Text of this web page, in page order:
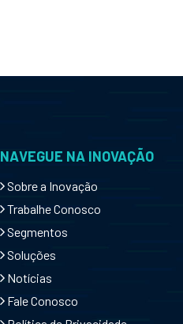
NAVEGUE NA INOVAÇÃO
Sobre a Inovação
Trabalhe Conosco
Segmentos
Soluções
Notícias
Fale Conosco